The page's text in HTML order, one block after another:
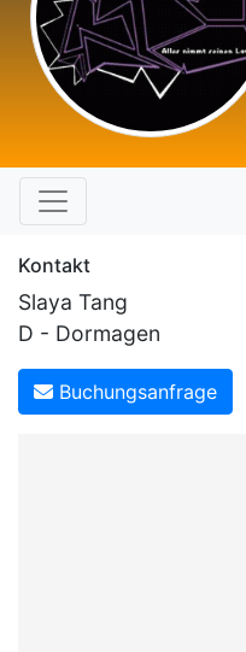
Kontakt
Slaya Tang
D - Dormagen
Buchungsanfrage